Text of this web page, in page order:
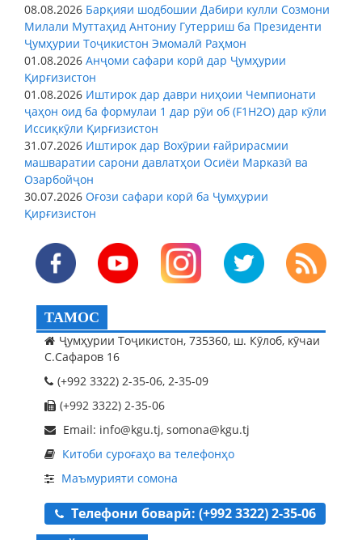
08.08.2026 Барқияи шодбошии Дабири кулли Созмони
Милали Муттаҳид Антониу Гутерриш ба Президенти
Ҷумҳурии Тоҷикистон Эмомалӣ Раҳмон
01.08.2026 Анҷоми сафари корӣ дар Ҷумҳурии
Қирғизистон
01.08.2026 Иштирок дар даври ниҳоии Чемпионати
ҷаҳон оид ба формулаи 1 дар рӯи об (F1H2O) дар кӯли
Иссиқкӯли Қирғизистон
31.07.2026 Иштирок дар Вохӯрии ғайрирасмии
машваратии сарони давлатҳои Осиёи Марказӣ ва
Озарбойҷон
30.07.2026 Оғози сафари корӣ ба Ҷумҳурии
Қирғизистон
ТАМОС
Ҷумҳурии Тоҷикистон, 735360, ш. Кӯлоб, кӯчаи
С.Сафаров 16
(+992 3322) 2-35-06, 2-35-09
(+992 3322) 2-35-06
Email: info@kgu.tj, somona@kgu.tj
Китоби суроғаҳо ва телефонҳо
Маъмурияти сомона
Телефони боварӣ: (+992 3322) 2-35-06